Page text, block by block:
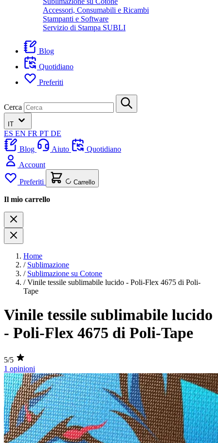
Accessori, Consumabili e Ricambi
Stampanti e Software
Servizio di Stampa SUBLI
Blog
Quotidiano
Preferiti
Cerca
IT
ES EN FR PT DE
Blog
Aiuto
Quotidiano
Account
Preferiti Carrello
Il mio carrello
Home
/ Sublimazione
/ Sublimazione su Cotone
/ Vinile tessile sublimabile lucido - Poli-Flex 4675 di Poli-
Tape
Vinile tessile sublimabile lucido
- Poli-Flex 4675 di Poli-Tape
5/5
1 opinioni